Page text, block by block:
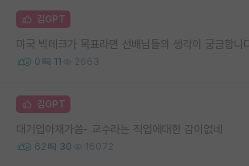
김GPT
미국 빅테크가 목표라면 선배님들의 생각이 궁금합니다.
0 11 2663
김GPT
대기업아재가씀- 교수라는 직업에대한 감이없네
62 30 16072